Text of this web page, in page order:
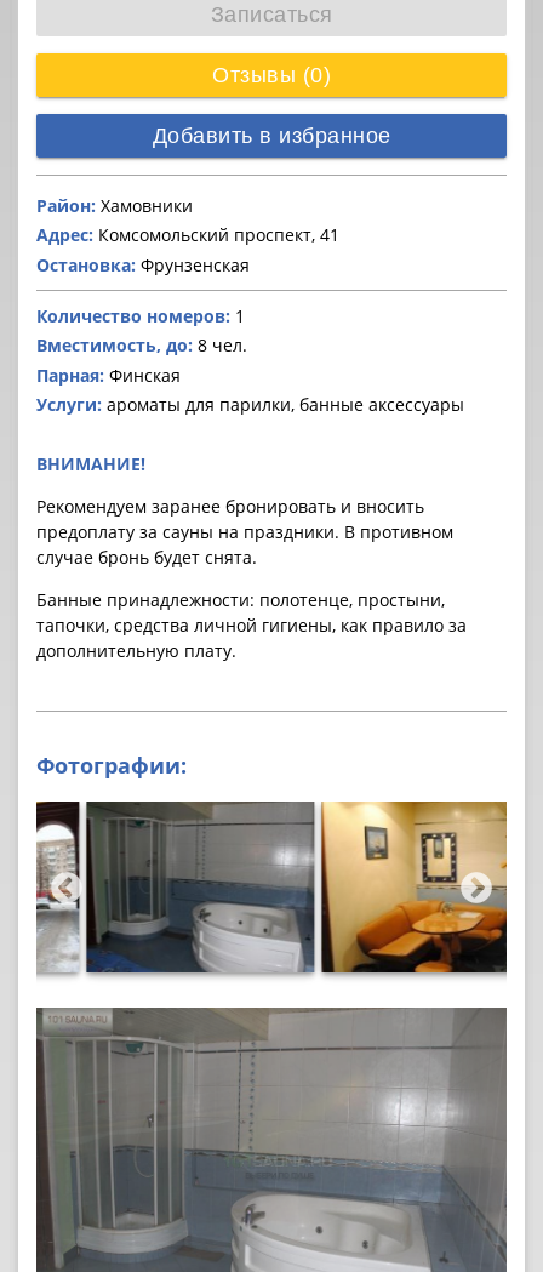
Записаться
Отзывы (0)
Добавить в избранное
Район: Хамовники
Адрес: Комсомольский проспект, 41
Остановка: Фрунзенская
Количество номеров: 1
Вместимость, до: 8 чел.
Парная: Финская
Услуги: ароматы для парилки, банные аксессуары
ВНИМАНИЕ!
Рекомендуем заранее бронировать и вносить
предоплату за cауны на праздники. В противном
случае бронь будет снята.
Банные принадлежности: полотенце, простыни,
тапочки, средства личной гигиены, как правило за
дополнительную плату.
Фотографии: